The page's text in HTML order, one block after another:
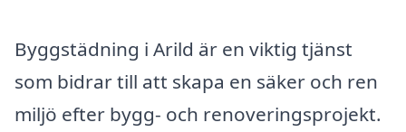
Byggstädning i Arild är en viktig tjänst
som bidrar till att skapa en säker och ren
miljö efter bygg- och renoveringsprojekt.